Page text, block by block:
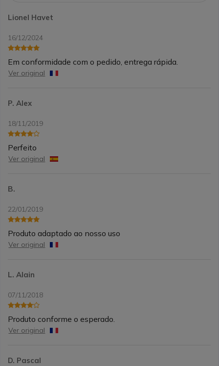
Lionel Havet
16/12/2024
Em conformidade com o pedido, entrega rápida.
Ver original
P. Alex
18/11/2019
Perfeito
Ver original
B.
22/01/2019
Produto adaptado ao nosso uso
Ver original
L. Alain
07/11/2018
Produto conforme o esperado.
Ver original
D. Pascal